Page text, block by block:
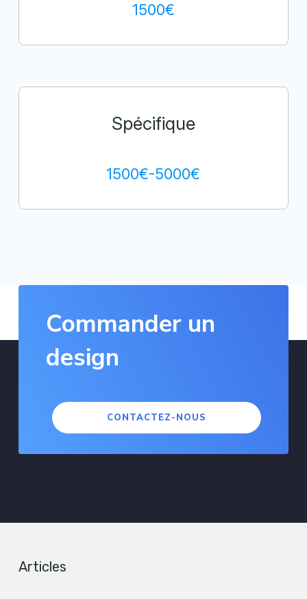
1500€
Spécifique
1500€-5000€
Commander un
design
CONTACTEZ-NOUS
Articles